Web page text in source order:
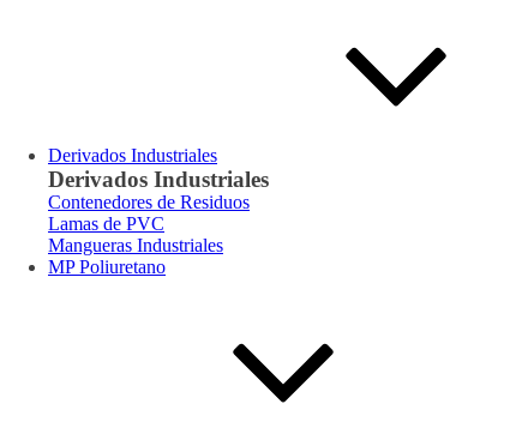
Derivados Industriales
Derivados Industriales
Contenedores de Residuos
Lamas de PVC
Mangueras Industriales
MP Poliuretano